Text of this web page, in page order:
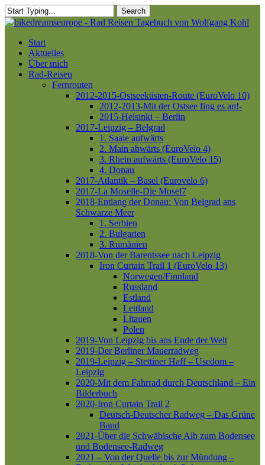
Skip
to
content
Search
Close
Menu
Start
Aktuelles
Über mich
Rad-Reisen
Fernrouten
2012-2015-Ostseeküsten-Route (EuroVelo 10)
2012-2013-Mit der Ostsee fing es an!-
2015-Helsinki – Berlin
2017-Leipzig – Belgrad
1. Saale aufwärts
2. Main abwärts (EuroVelo 4)
3. Rhein aufwärts (EuroVelo 15)
4. Donau
2017-Atlantik – Basel (Eurovelo 6)
2017-La Moselle-Die Mosel7
2018-Entlang der Donau: Von Belgrad ans
Schwarze Meer
1. Serbien
2. Bulgarien
3. Rumänien
2018-Von der Barentssee nach Leipzig
Iron Curtain Trail 1 (EuroVelo 13)
Norwegen/Finnland
Russland
Estland
Lettland
Litauen
Polen
2019-Von Leipzig bis ans Ende der Welt
2019-Der Berliner Mauerradweg
2019-Leipzig – Stettiner Haff – Usedom –
Leipzig
2020-Mit dem Fahrrad durch Deutschland – Ein
Bilderbuch
2020-Iron Curtain Trail 2
Deutsch-Deutscher Radweg – Das Grüne
Band
2021-Über die Schwäbische Alb zum Bodensee
und Bodensee-Radweg
2021 – Von der Quelle bis zur Mündung –